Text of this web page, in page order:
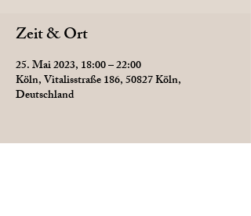
Zeit & Ort
25. Mai 2023, 18:00 – 22:00
Köln, Vitalisstraße 186, 50827 Köln,
Deutschland